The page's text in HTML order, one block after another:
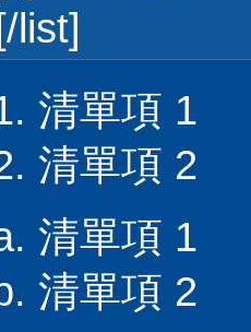
[/list]
清單項 1
清單項 2
清單項 1
清單項 2